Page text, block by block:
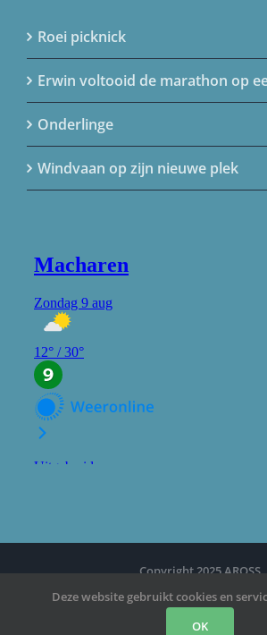
Roei picknick
Erwin voltooid de marathon op
Onderlinge
Windvaan op zijn nieuwe plek
Copyright 2025 AROSS
FacebookYouTube
Deze website gebruikt cookies en
OK